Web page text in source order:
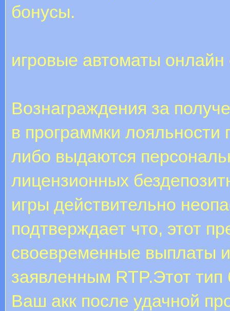
бонусы.
игровые автоматы
Вознаграждения за
в программки
либо выдаются
лицензионных
игры действительно
подтверждает что, этот
своевременные выплаты
заявленным RTP.Этот
Ваш акк после удачной